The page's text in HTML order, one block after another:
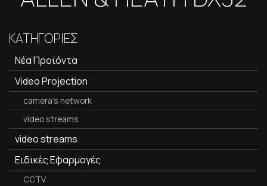
ΚΑΤΗΓΟΡΙΕΣ
Νέα Προϊόντα
Video Projection
camera's network
video streams
video streams
Ειδικές Εφαρμογές
CCTV